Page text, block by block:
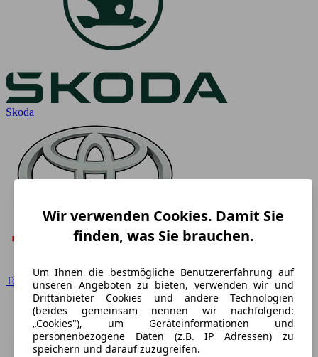
Skoda
Toyota
Wir verwenden Cookies. Damit Sie
finden, was Sie brauchen.
Um Ihnen die bestmögliche Benutzererfahrung auf
unseren Angeboten zu bieten, verwenden wir und
Drittanbieter Cookies und andere Technologien
(beides gemeinsam nennen wir nachfolgend:
„Cookies"), um Geräteinformationen und
personenbezogene Daten (z.B. IP Adressen) zu
speichern und darauf zuzugreifen.